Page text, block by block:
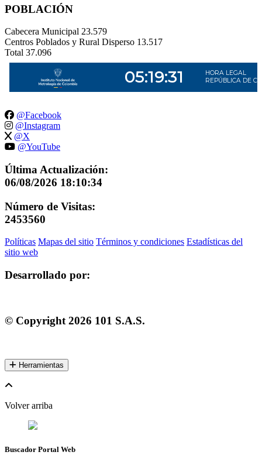
POBLACIÓN
Cabecera Municipal 23.579
Centros Poblados y Rural Disperso 13.517
Total 37.096
@Facebook
@Instagram
@X
@YouTube
Última Actualización:
06/08/2026 18:10:34
Número de Visitas:
2453560
Políticas Mapas del sitio Términos y condiciones Estadísticas del
sitio web
Desarrollado por:
© Copyright 2026 101 S.A.S.
Herramientas
Volver arriba
Buscador Portal Web